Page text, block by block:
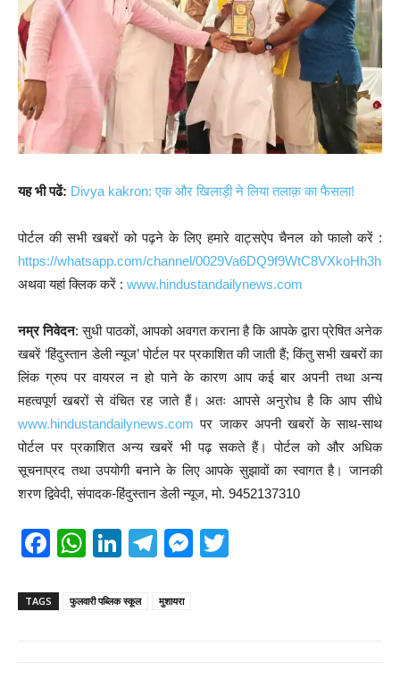
यह भी पढें: Divya kakron: एक और खिलाड़ी ने लिया तलाक़ का फैसला!
पोर्टल की सभी खबरों को पढ़ने के लिए हमारे वाट्सऐप चैनल को फालो करें :
https://whatsapp.com/channel/0029Va6DQ9f9WtC8VXkoHh3h
अथवा यहां क्लिक करें : www.hindustandailynews.com
नम्र निवेदन: सुधी पाठकों, आपको अवगत कराना है कि आपके द्वारा प्रेषित अनेक
खबरें ‘हिंदुस्तान डेली न्यूज’ पोर्टल पर प्रकाशित की जाती हैं; किंतु सभी खबरों का
लिंक ग्रुप पर वायरल न हो पाने के कारण आप कई बार अपनी तथा अन्य
महत्वपूर्ण खबरों से वंचित रह जाते हैं। अतः आपसे अनुरोध है कि आप सीधे
www.hindustandailynews.com पर जाकर अपनी खबरों के साथ-साथ
पोर्टल पर प्रकाशित अन्य खबरें भी पढ़ सकते हैं। पोर्टल को और अधिक
सूचनाप्रद तथा उपयोगी बनाने के लिए आपके सुझावों का स्वागत है। जानकी
शरण द्विवेदी, संपादक-हिंदुस्तान डेली न्यूज, मो. 9452137310
F
c
W
at
Li
k
T
e
M
TAGS फुलवारी पब्लिक स्कूल मुशायरा